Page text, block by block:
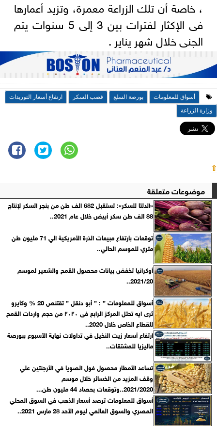
، خاصة أن تلك الزراعة معمرة، وتزيد أعمارها
فى الإكثار لفترات بين 3 إلى 5 سنوات يتم
الجنى خلال شهر يناير .
أسواق للمعلومات بورصة السلع قصب السكر
ارتفاع أسعار التوريدات
وزارة الزراعة
⇧
موضوعات متعلقة
«الدلتا للسكر»: تستقبل 682 الف طن من بنجر السكر لإنتاج
88 الف طن سكر أبيض خلال عام 2021..
توقعات بارتفاع مبيعات الذرة الأمريكية الي 71 مليون طن
متري للموسم الحالي..
أوكرانيا تخفض بيانات محصول القمح والشعير لموسم
2021/20..
أسواق للمعلومات ” : ” أبو دنقل ” تقتنص 20 % وكايرو
ثرى ايه تحتل المركز الرابع فى ٢٠٢٠ من حجم واردات القمح
للقطاع الخاص خلال 2020..
ارتفاع أسعار زيت النخيل في تداولات نهاية الأسبوع ببورصة
ماليزيا للمشتقات..
تساعد الأمطار محصول فول الصويا في الأرجنتين علي
وقف المزيد من الخسائر خلال موسم
2021/2020..وتوقعات بحصاد 44 مليون طن...
أسواق للمعلومات ترصد أسعار الذهب في السوق المحلي
المصري والسوق العالمي ليوم الأحد 28 مارس 2021..